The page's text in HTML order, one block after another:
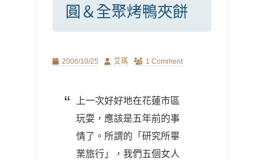
圓＆全聚烤鴨夾餅
Posted
2006/10/25 Author
艾瑪 1 Comment
上一次好好地在花蓮市區
玩耍，應該是五年前的事
情了。所謂的「研究所畢
業旅行」，我們五個女人